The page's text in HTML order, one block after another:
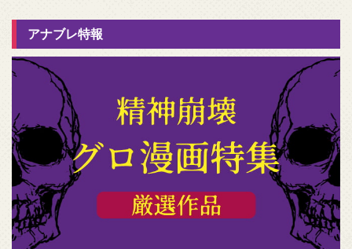
アナブレ特報